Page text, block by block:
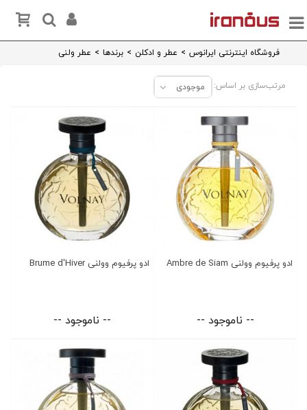
فروشگاه اینترنتی ایرانوس > عطر و ادکلن > برندها > عطر ولنی
مرتب‌سازی بر اساس: موجودی
ادو پرفیوم وولنی Ambre de Siam
-- ناموجود --
ادو پرفیوم وولنی Brume d'Hiver
-- ناموجود --